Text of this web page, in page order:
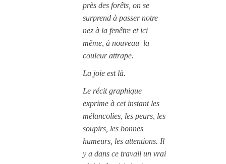
près des forêts, on se
surprend à passer notre
nez à la fenêtre et ici
même, à nouveau la
couleur attrape.
La joie est là.
Le récit graphique
exprime à cet instant les
mélancolies, les peurs, les
soupirs, les bonnes
humeurs, les attentions. Il
y a dans ce travail un vrai